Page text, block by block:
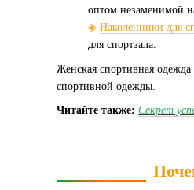
оптом незаменимой
◈ Наколенники для
для спортзала.
Женская спортивная
спортивной одежды.
Читайте также: Секрет